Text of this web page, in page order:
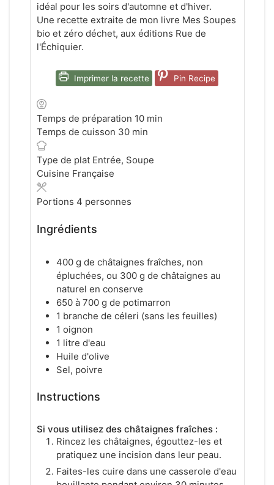
idéal pour les soirs d'automne et d'hiver.
Une recette extraite de mon livre Mes Soupes
bio et zéro déchet, aux éditions Rue de
l'Échiquier.
Imprimer la recette Pin Recipe
Temps de préparation 10minutes
min
Temps de cuisson 30minutes
min
Type de plat Entrée, Soupe
Cuisine Française
Portions 4 personnes
Ingrédients
400 g de châtaignes fraîches, non
épluchées, ou 300 g de châtaignes au
naturel en conserve
650 à 700 g de potimarron
1 branche de céleri (sans les feuilles)
1 oignon
1 litre d'eau
Huile d'olive
Sel, poivre
Instructions
Si vous utilisez des châtaignes fraîches :
Rincez les châtaignes, égouttez-les et
pratiquez une incision dans leur peau.
Faites-les cuire dans une casserole d'eau